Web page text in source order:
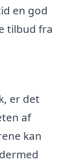
en god
tilbud fra
er det
af
kan